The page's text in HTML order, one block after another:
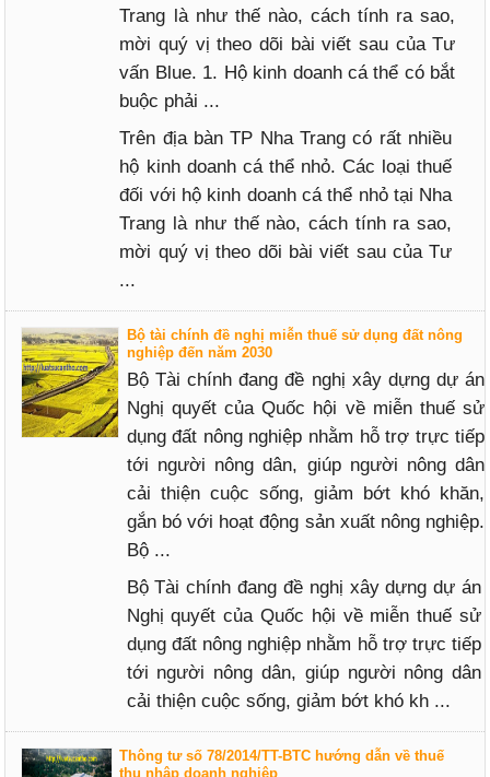
Trang là như thế nào, cách tính ra sao,
mời quý vị theo dõi bài viết sau của Tư
vấn Blue. 1. Hộ kinh doanh cá thể có bắt
buộc phải ...
Trên địa bàn TP Nha Trang có rất nhiều
hộ kinh doanh cá thể nhỏ. Các loại thuế
đối với hộ kinh doanh cá thể nhỏ tại Nha
Trang là như thế nào, cách tính ra sao,
mời quý vị theo dõi bài viết sau của Tư
...
Bộ tài chính đề nghị miễn thuế sử dụng đất nông
nghiệp đến năm 2030
Bộ Tài chính đang đề nghị xây dựng dự án
Nghị quyết của Quốc hội về miễn thuế sử
dụng đất nông nghiệp nhằm hỗ trợ trực tiếp
tới người nông dân, giúp người nông dân
cải thiện cuộc sống, giảm bớt khó khăn,
gắn bó với hoạt động sản xuất nông nghiệp.
Bộ ...
Bộ Tài chính đang đề nghị xây dựng dự án
Nghị quyết của Quốc hội về miễn thuế sử
dụng đất nông nghiệp nhằm hỗ trợ trực tiếp
tới người nông dân, giúp người nông dân
cải thiện cuộc sống, giảm bớt khó kh ...
Thông tư số 78/2014/TT-BTC hướng dẫn về thuế
thu nhập doanh nghiệp